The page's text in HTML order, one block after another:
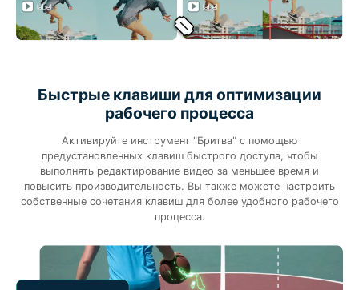
Быстрые клавиши для оптимизации
рабочего процесса
Активируйте инструмент "Бритва" с помощью
предустановленных клавиш быстрого доступа, чтобы
выполнять редактирование видео за меньшее время и
повысить производительность. Вы также можете настроить
собственные сочетания клавиш для более удобного рабочего
процесса.